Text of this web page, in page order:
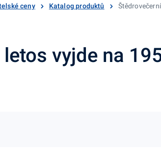
ceny Katalog produktů
vyjde na